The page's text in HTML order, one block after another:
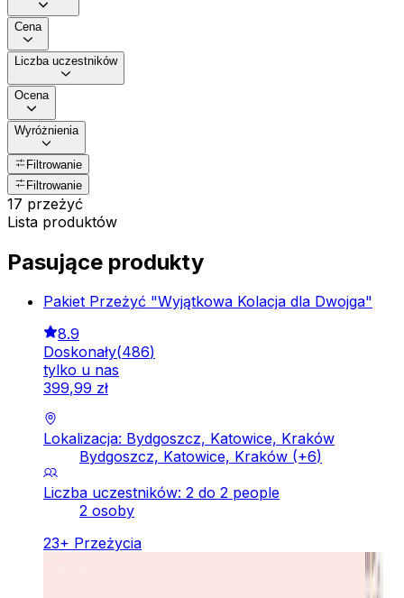
Cena
Liczba uczestników
Ocena
Wyróżnienia
Filtrowanie
Filtrowanie
17 przeżyć
Lista produktów
Pasujące produkty
Pakiet Przeżyć "Wyjątkowa Kolacja dla Dwojga"
8.9
Doskonały(486)
tylko u nas
399,99 zł
Lokalizacja: Bydgoszcz, Katowice, Kraków
Bydgoszcz, Katowice, Kraków (+6)
Liczba uczestników: 2 do 2 people
2 osoby
23+ Przeżycia